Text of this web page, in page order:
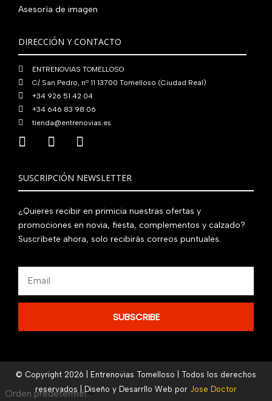
Asesoría de imagen
DIRECCIÓN Y CONTACTO
ENTRENOVIAS TOMELLOSO
C/ San Pedro, nº 11 13700 Tomelloso (Ciudad Real)
+34 926 51 42 04
+34 646 83 98 06
tienda@entrenovias.es
SUSCRIPCIÓN NEWSLETTER
¿Quieres recibir en primicia nuestras ofertas y
promociones en novia, fiesta, complementos y calzado?
Suscríbete ahora, solo recibirás correos puntuales.
SUBSCRIBE
© Copyright 2026 | Entrenovias Tomelloso | Todos los derechos
reservados | Diseño y Desarrllo Web por Jose Doctor